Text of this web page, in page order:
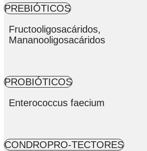
PREBIÓTICOS
Fructooligosacáridos,
Mananooligosacáridos
PROBIÓTICOS
Enterococcus faecium
CONDROPRO-TECTORES